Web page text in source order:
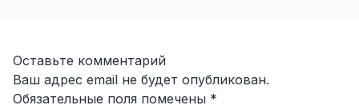
Оставьте комментарий
Ваш адрес email не будет опубликован.
Обязательные поля помечены *